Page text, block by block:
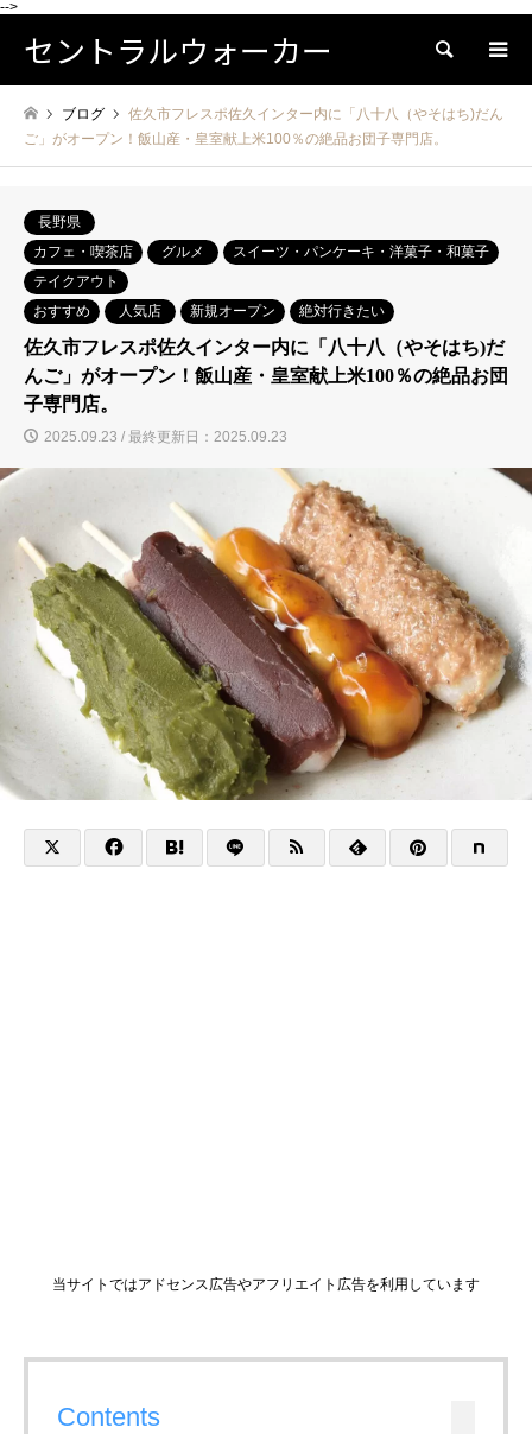
-->
セントラルウォーカー 検索
ブログ
佐久市フレスポ佐久インター内に「八十八（やそはち)だん
ご」がオープン！飯山産・皇室献上米100％の絶品お団子専門店。
長野県
カフェ・喫茶店
グルメ
スイーツ・パンケーキ・洋菓子・和菓子
テイクアウト
おすすめ
人気店 新規オープン 絶対行きたい
佐久市フレスポ佐久インター内に「八十八（やそはち)だ
んご」がオープン！飯山産・皇室献上米100％の絶品お団
子専門店。
2025.09.23 / 最終更新日：2025.09.23
当サイトではアドセンス広告やアフリエイト広告を利用しています
Contents